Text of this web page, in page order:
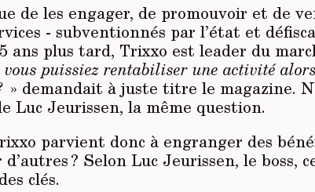
de les engager, de promouvoir et de
- subventionnés par l’état et
ans plus tard, Trixxo est leader du
puissiez rentabiliser une activité alors
» demandait à juste titre le magazine.
Luc Jeurissen, la même question.
parvient donc à engranger des
? Selon Luc Jeurissen, le boss,
clés.